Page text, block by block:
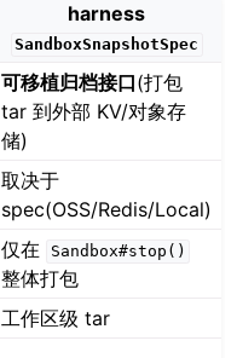
harness
SandboxSnapshotSpec
可移植归档接口(打包
tar 到外部 KV/对象存
储)
取决于
spec(OSS/Redis/Local)
仅在 Sandbox#stop()
整体打包
工作区级 tar